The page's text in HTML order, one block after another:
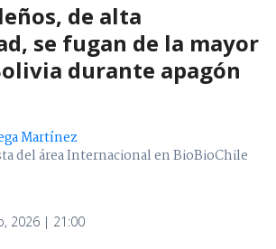
de alta
se fugan de la mayor
durante apagón
Martínez
del área Internacional en BioBioChile
2026 | 21:00